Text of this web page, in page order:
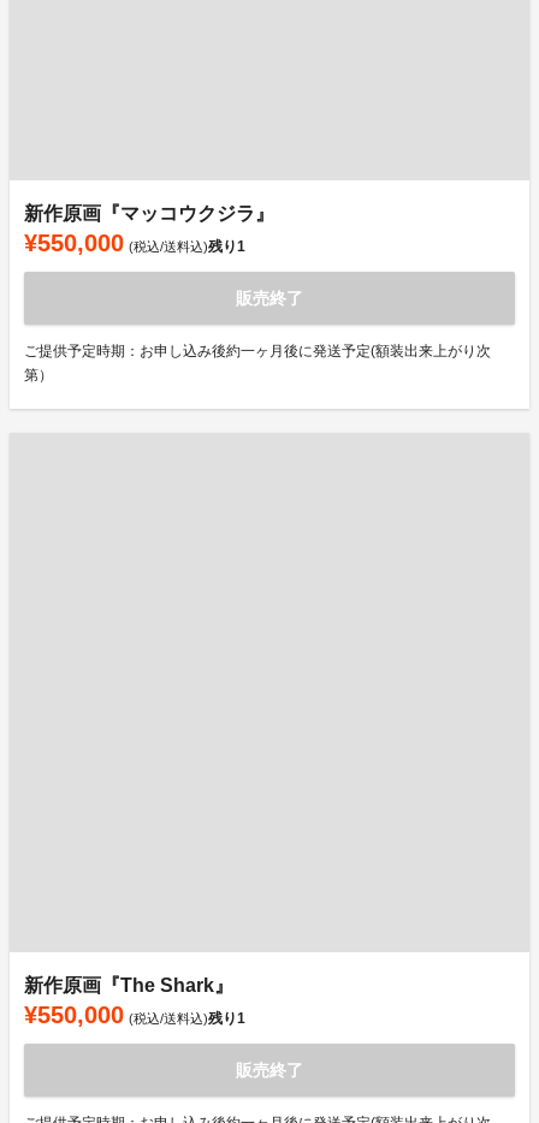
新作原画『マッコウクジラ』
¥550,000 (税込/送料込)残り1
販売終了
ご提供予定時期：お申し込み後約一ヶ月後に発送予定(額装出来上がり次
第）
新作原画『The Shark』
¥550,000 (税込/送料込)残り1
販売終了